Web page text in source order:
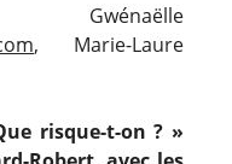
, Marie-Laure
risque-t-on ? »